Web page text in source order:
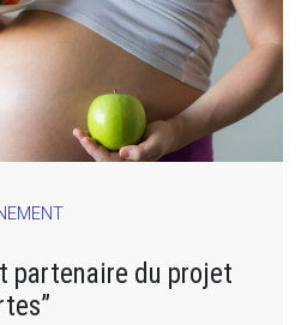
partenaire du projet